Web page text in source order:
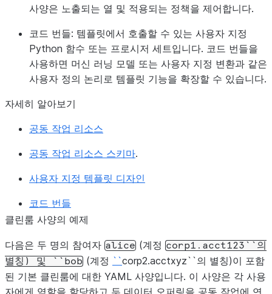
사양은 노출되는 열 및 적용되는 정책을 제어합니다.
코드 번들: 템플릿에서 호출할 수 있는 사용자 지정
Python 함수 또는 프로시저 세트입니다. 코드 번들을
사용하면 머신 러닝 모델 또는 사용자 지정 변환과 같은
사용자 정의 논리로 템플릿 기능을 확장할 수 있습니다.
자세히 알아보기
공동 작업 리소스
공동 작업 리소스 스키마.
사용자 지정 템플릿 디자인
코드 번들
클린룸 사양의 예제
다음은 두 명의 참여자 alice (계정 corp1.acct123``의
별칭)
및 ``bob (계정 ``corp2.acctxyz``의 별칭)이 포함
된 기본 클린룸에 대한 YAML 사양입니다. 이 사양은 각 사용
자에게 역할을 할당하고 두 데이터 오퍼링을 공동 작업에 연